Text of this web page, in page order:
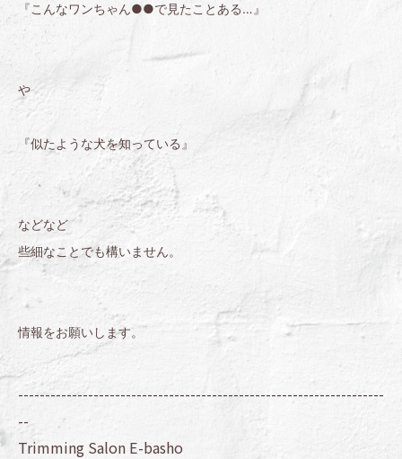
『こんなワンちゃん●●で見たことある…』
や
『似たような犬を知っている』
などなど
些細なことでも構いません。
情報をお願いします。
--------------------------------------------------------------------
--
Trimming Salon E-basho